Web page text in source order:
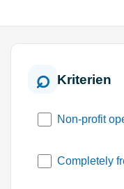
Kriterien
Non-profit
Completely